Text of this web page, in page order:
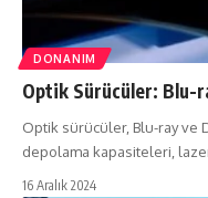
DONANIM
Optik Sürücüler: Blu-
Optik sürücüler, Blu-ray ve
depolama kapasiteleri,
16 Aralık 2024